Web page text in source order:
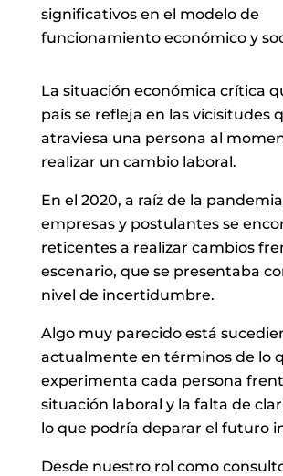
significativos en el modelo de
funcionamiento económico y
La situación económica crítica
país se refleja en las vicisitudes
atraviesa una persona al
realizar un cambio laboral.
En el 2020, a raíz de la
empresas y postulantes se
reticentes a realizar cambios
escenario, que se presentaba
nivel de incertidumbre.
Algo muy parecido está
actualmente en términos de lo
experimenta cada persona
situación laboral y la falta de
lo que podría deparar el futuro
Desde nuestro rol como